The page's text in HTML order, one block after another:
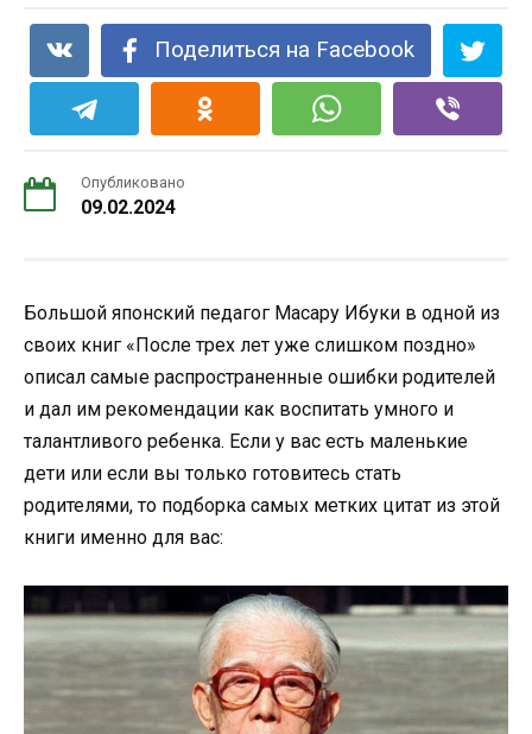
Поделиться на Facebook
Опубликовано
09.02.2024
Большой японский педагог Масару Ибуки в одной из
своих книг «После трех лет уже слишком поздно»
описал самые распространенные ошибки родителей
и дал им рекомендации как воспитать умного и
талантливого ребенка. Если у вас есть маленькие
дети или если вы только готовитесь стать
родителями, то подборка самых метких цитат из этой
книги именно для вас: